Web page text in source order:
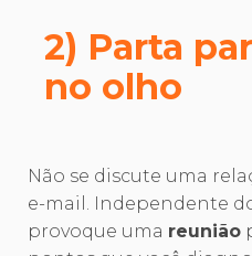
2) Parta
no olho
Não se discute uma
e-mail. Independente
provoque uma reunião